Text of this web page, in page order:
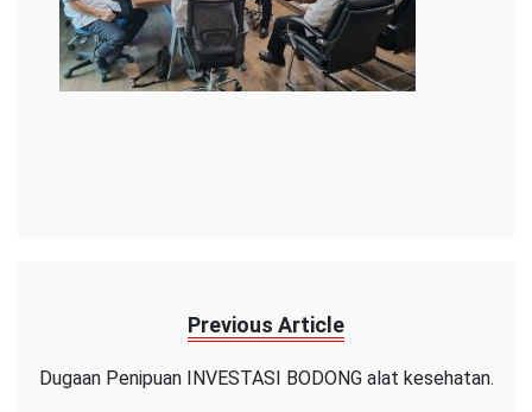
Previous Article
Dugaan Penipuan INVESTASI BODONG alat kesehatan.